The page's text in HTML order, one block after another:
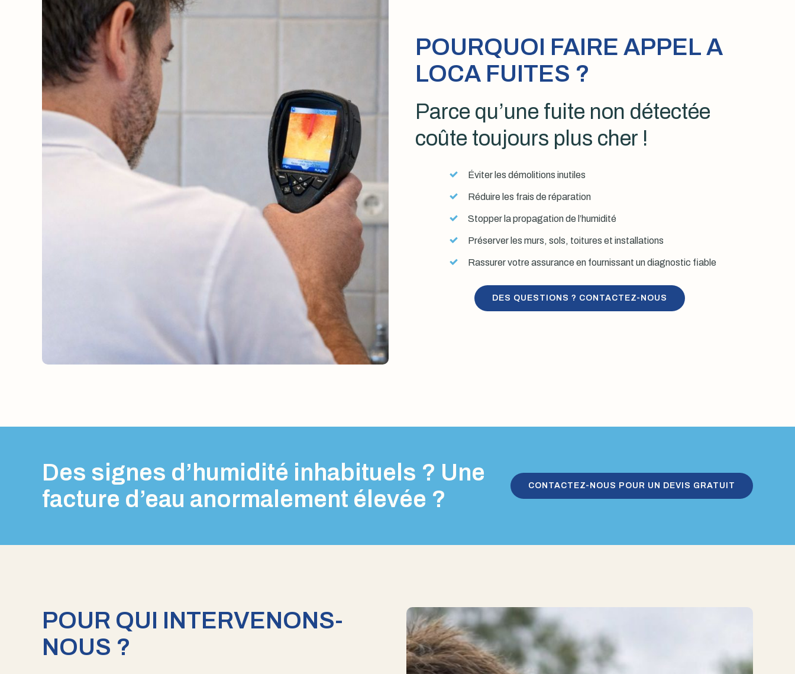
POURQUOI FAIRE APPEL A
LOCA FUITES ?
Parce qu’une fuite non détectée
coûte toujours plus cher !
Éviter les démolitions inutiles
Réduire les frais de réparation
Stopper la propagation de l’humidité
Préserver les murs, sols, toitures et installations
Rassurer votre assurance en fournissant un diagnostic fiable
DES QUESTIONS ? CONTACTEZ-NOUS
Des signes d’humidité inhabituels ? Une
facture d’eau anormalement élevée ?
CONTACTEZ-NOUS POUR UN DEVIS GRATUIT
POUR QUI INTERVENONS-
NOUS ?